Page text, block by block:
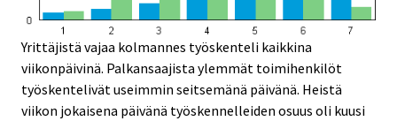
Yrittäjistä vajaa kolmannes työskenteli kaikkina
viikonpäivinä. Palkansaajista ylemmät toimihenkilöt
työskentelivät useimmin seitsemänä päivänä. Heistä
viikon jokaisena päivänä työskennelleiden osuus oli kuusi